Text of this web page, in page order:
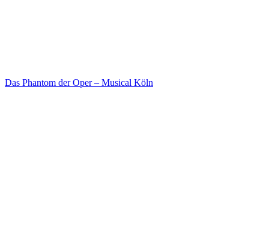
Das Phantom der Oper – Musical Köln